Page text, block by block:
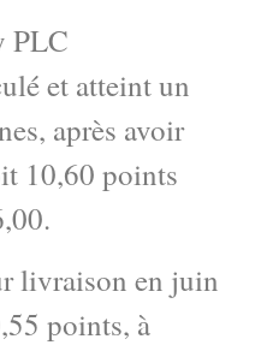
PLC
et atteint un
après avoir
10,60 points
livraison en juin
points, à